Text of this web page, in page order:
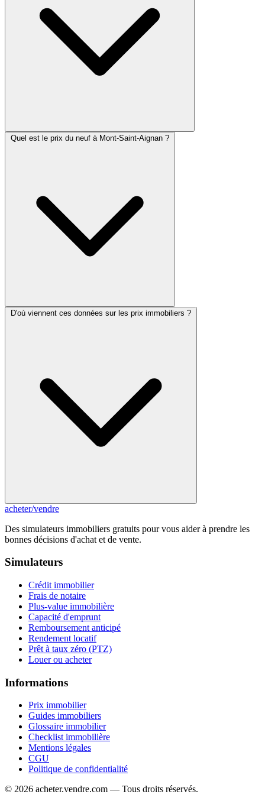
Quel est le prix du neuf à Mont-Saint-Aignan ?
D'où viennent ces données sur les prix immobiliers ?
acheter/vendre
Des simulateurs immobiliers gratuits pour vous aider à prendre les
bonnes décisions d'achat et de vente.
Simulateurs
Crédit immobilier
Frais de notaire
Plus-value immobilière
Capacité d'emprunt
Remboursement anticipé
Rendement locatif
Prêt à taux zéro (PTZ)
Louer ou acheter
Informations
Prix immobilier
Guides immobiliers
Glossaire immobilier
Checklist immobilière
Mentions légales
CGU
Politique de confidentialité
© 2026 acheter.vendre.com — Tous droits réservés.